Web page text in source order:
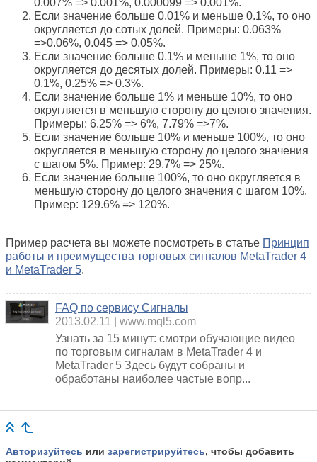
Если значение больше 0.01% и меньше 0.1%, то оно
округляется до сотых долей. Примеры: 0.063%
=>0.06%, 0.045 => 0.05%.
Если значение больше 0.1% и меньше 1%, то оно
округляется до десятых долей. Примеры: 0.11 =>
0.1%, 0.25% => 0.3%.
Если значение больше 1% и меньше 10%, то оно
округляется в меньшую сторону до целого значения.
Примеры: 6.25% => 6%, 7.79% =>7%.
Если значение больше 10% и меньше 100%, то оно
округляется в меньшую сторону до целого значения
с шагом 5%. Пример: 29.7% => 25%.
Если значение больше 100%, то оно округляется в
меньшую сторону до целого значения с шагом 10%.
Пример: 129.6% => 120%.
Пример расчета вы можете посмотреть в статье Принцип
работы и преимущества торговых сигналов MetaTrader 4
и MetaTrader 5.
FAQ по сервису Сигналы
2013.02.11
www.mql5.com
Узнать за 15 минут: смотри обучающие видео
по торговым сигналам в MetaTrader 4 и
MetaTrader 5 Здесь будут собраны и
обработаны наиболее частые вопр...
Авторизуйтесь или зарегистрируйтесь, чтобы добавить